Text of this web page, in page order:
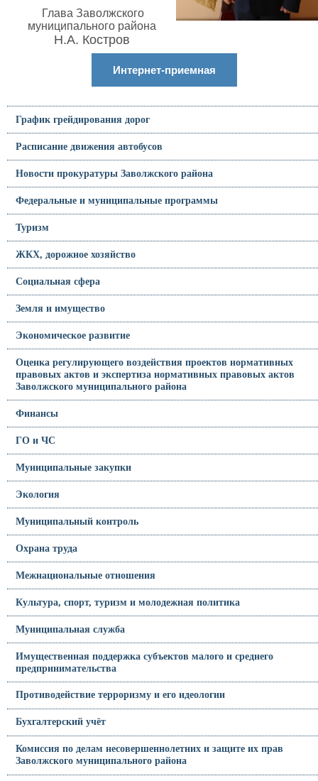
Глава Заволжского
муниципального района
Н.А. Костров
Интернет-приемная
График грейдирования дорог
Расписание движения автобусов
Новости прокуратуры Заволжского района
Федеральные и муниципальные программы
Туризм
ЖКХ, дорожное хозяйство
Социальная сфера
Земля и имущество
Экономическое развитие
Оценка регулирующего воздействия проектов нормативных
правовых актов и экспертиза нормативных правовых актов
Заволжского муниципального района
Финансы
ГО и ЧС
Муниципальные закупки
Экология
Муниципальный контроль
Охрана труда
Межнациональные отношения
Культура, спорт, туризм и молодежная политика
Муниципальная служба
Имущественная поддержка субъектов малого и среднего
предпринимательства
Противодействие терроризму и его идеологии
Бухгалтерский учёт
Комиссия по делам несовершеннолетних и защите их прав
Заволжского муниципального района